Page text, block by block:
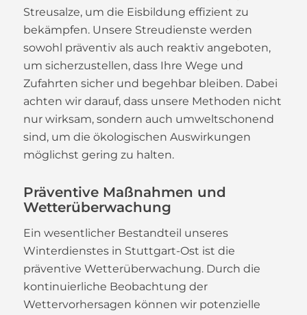
Streusalze, um die Eisbildung effizient zu
bekämpfen. Unsere Streudienste werden
sowohl präventiv als auch reaktiv angeboten,
um sicherzustellen, dass Ihre Wege und
Zufahrten sicher und begehbar bleiben. Dabei
achten wir darauf, dass unsere Methoden nicht
nur wirksam, sondern auch umweltschonend
sind, um die ökologischen Auswirkungen
möglichst gering zu halten.
Präventive Maßnahmen und
Wetterüberwachung
Ein wesentlicher Bestandteil unseres
Winterdienstes in Stuttgart-Ost ist die
präventive Wetterüberwachung. Durch die
kontinuierliche Beobachtung der
Wettervorhersagen können wir potenzielle